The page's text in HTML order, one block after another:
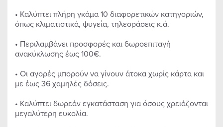
• Καλύπτει πλήρη γκάμα 10 διαφορετικών κατηγοριών,
όπως κλιματιστικά, ψυγεία, τηλεοράσεις κ.ά.
• Περιλαμβάνει προσφορές και δωροεπιταγή
ανακύκλωσης έως 100€.
• Οι αγορές μπορούν να γίνουν άτοκα χωρίς κάρτα και
με έως 36 χαμηλές δόσεις.
• Καλύπτει δωρεάν εγκατάσταση για όσους χρειάζονται
μεγαλύτερη ευκολία.